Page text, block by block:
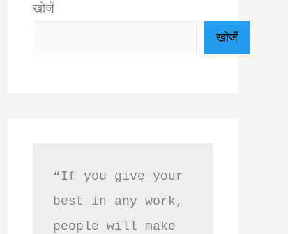
खोजें
खोजें
“If you give your
best in any work,
people will make